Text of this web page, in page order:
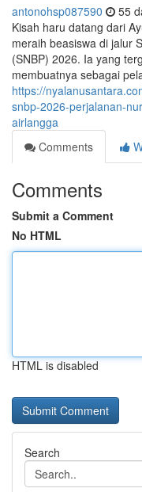
antonohsp087590 55
Kisah haru datang dari
meraih beasiswa di jalur
(SNBP) 2026. Ia yang
membuatnya sebagai
https://
snbp-2026-perjalanan-
airlangga
Comments
Comments
Submit a Comment
No HTML
HTML is disabled
Search